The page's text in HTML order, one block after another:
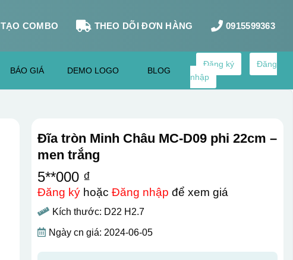
TẠO COMBO THEO DÕI ĐƠN HÀNG 0915599363
BÁO GIÁ DEMO LOGO BLOG
Đăng ký
Đăng
nhập
Đĩa tròn Minh Châu MC-D09 phi 22cm –
men trắng
5**000 ₫
Đăng kýhoặc Đăng nhập để xem giá
Kích thước: D22 H2.7
Ngày cn giá: 2024-06-05